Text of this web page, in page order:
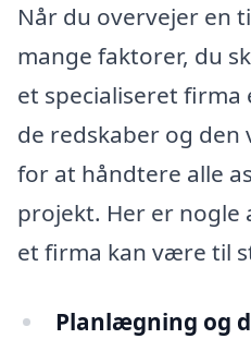
Når du overvejer en
mange faktorer, du
et specialiseret
de redskaber og
for at håndtere alle
projekt. Her er nogle
et firma kan være til
Planlægning og